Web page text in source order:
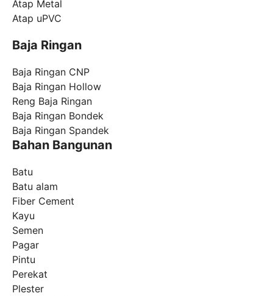
Atap Metal
Atap uPVC
Baja Ringan
Baja Ringan CNP
Baja Ringan Hollow
Reng Baja Ringan
Baja Ringan Bondek
Baja Ringan Spandek
Bahan Bangunan
Batu
Batu alam
Fiber Cement
Kayu
Semen
Pagar
Pintu
Perekat
Plester